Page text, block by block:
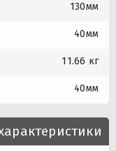
130мм
40мм
11.66 кг
40мм